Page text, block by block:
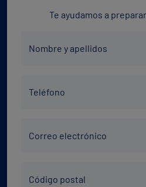
Te ayudamos a
Nombre y apellidos
Teléfono
electrónico
Correo electrónico
Postal
Código postal